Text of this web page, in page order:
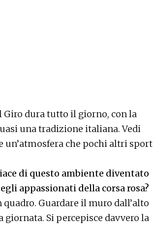
Giro dura tutto il giorno, con la
una tradizione italiana. Vedi
che pochi altri sport
di questo ambiente diventato
appassionati della corsa rosa?
Guardare il muro dall’alto
Si percepisce davvero la